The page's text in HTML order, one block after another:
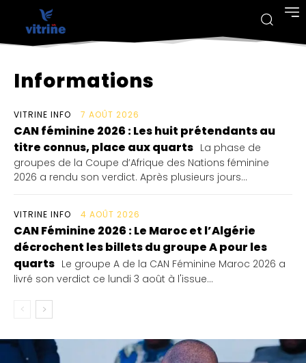
Informations
VITRINE INFO 7 AOÛT 2026
CAN féminine 2026 : Les huit prétendants au
titre connus, place aux quarts La phase de
groupes de la Coupe d’Afrique des Nations féminine
2026 a rendu son verdict. Après plusieurs jours...
VITRINE INFO 4 AOÛT 2026
CAN Féminine 2026 : Le Maroc et l’Algérie
décrochent les billets du groupe A pour les
quarts Le groupe A de la CAN Féminine Maroc 2026 a
livré son verdict ce lundi 3 août à l'issue...